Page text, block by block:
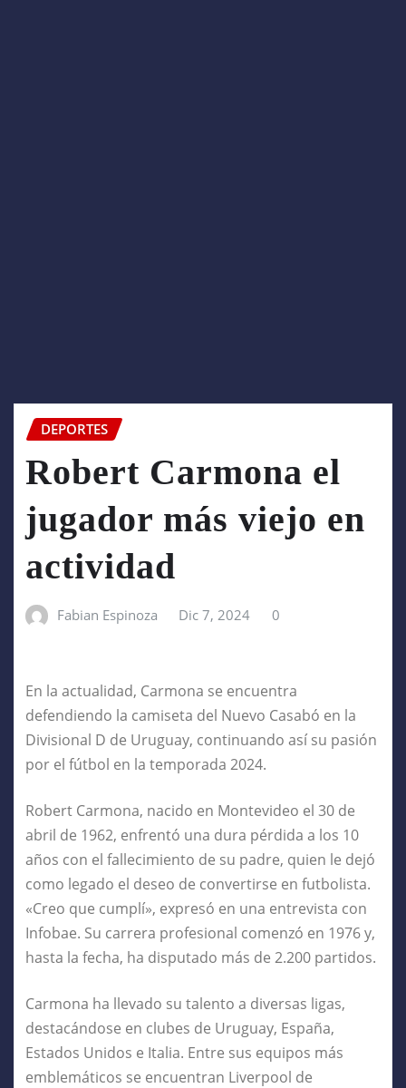
DEPORTES
Robert Carmona el
jugador más viejo en
actividad
Fabian Espinoza Dic 7, 2024 0
En la actualidad, Carmona se encuentra
defendiendo la camiseta del Nuevo Casabó en la
Divisional D de Uruguay, continuando así su pasión
por el fútbol en la temporada 2024.
Robert Carmona, nacido en Montevideo el 30 de
abril de 1962, enfrentó una dura pérdida a los 10
años con el fallecimiento de su padre, quien le dejó
como legado el deseo de convertirse en futbolista.
«Creo que cumplí», expresó en una entrevista con
Infobae. Su carrera profesional comenzó en 1976 y,
hasta la fecha, ha disputado más de 2.200 partidos.
Carmona ha llevado su talento a diversas ligas,
destacándose en clubes de Uruguay, España,
Estados Unidos e Italia. Entre sus equipos más
emblemáticos se encuentran Liverpool de